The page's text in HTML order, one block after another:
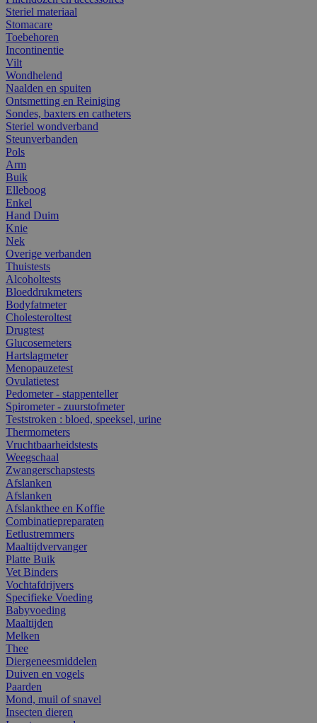
Steriel materiaal
Stomacare
Toebehoren
Incontinentie
Vilt
Wondhelend
Naalden en spuiten
Ontsmetting en Reiniging
Sondes, baxters en catheters
Steriel wondverband
Steunverbanden
Pols
Arm
Buik
Elleboog
Enkel
Hand Duim
Knie
Nek
Overige verbanden
Thuistests
Alcoholtests
Bloeddrukmeters
Bodyfatmeter
Cholesteroltest
Drugtest
Glucosemeters
Hartslagmeter
Menopauzetest
Ovulatietest
Pedometer - stappenteller
Spirometer - zuurstofmeter
Teststroken : bloed, speeksel, urine
Thermometers
Vruchtbaarheidstests
Weegschaal
Zwangerschapstests
Afslanken
Afslanken
Afslankthee en Koffie
Combinatiepreparaten
Eetlustremmers
Maaltijdvervanger
Platte Buik
Vet Binders
Vochtafdrijvers
Specifieke Voeding
Babyvoeding
Maaltijden
Melken
Thee
Diergeneesmiddelen
Duiven en vogels
Paarden
Mond, muil of snavel
Insecten dieren